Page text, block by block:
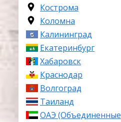
Кострома
Коломна
Калининград
Екатеринбург
Хабаровск
Краснодар
Волгоград
Таиланд
ОАЭ (Объединенные